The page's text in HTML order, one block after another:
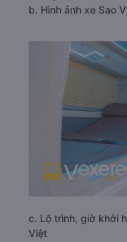
b. Hình ảnh xe Sao
c. Lộ trình, giờ khởi
Việt